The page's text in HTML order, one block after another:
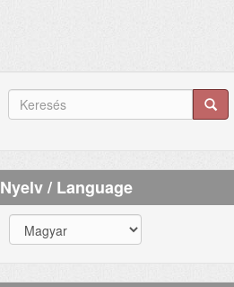
Keresés
Nyelv / Language